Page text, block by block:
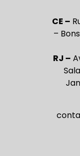
CE –
–
RJ –